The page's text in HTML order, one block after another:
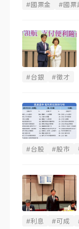
#國票金 #國票
#台銀 #徵才
#台股 #股市
#利息 #可成